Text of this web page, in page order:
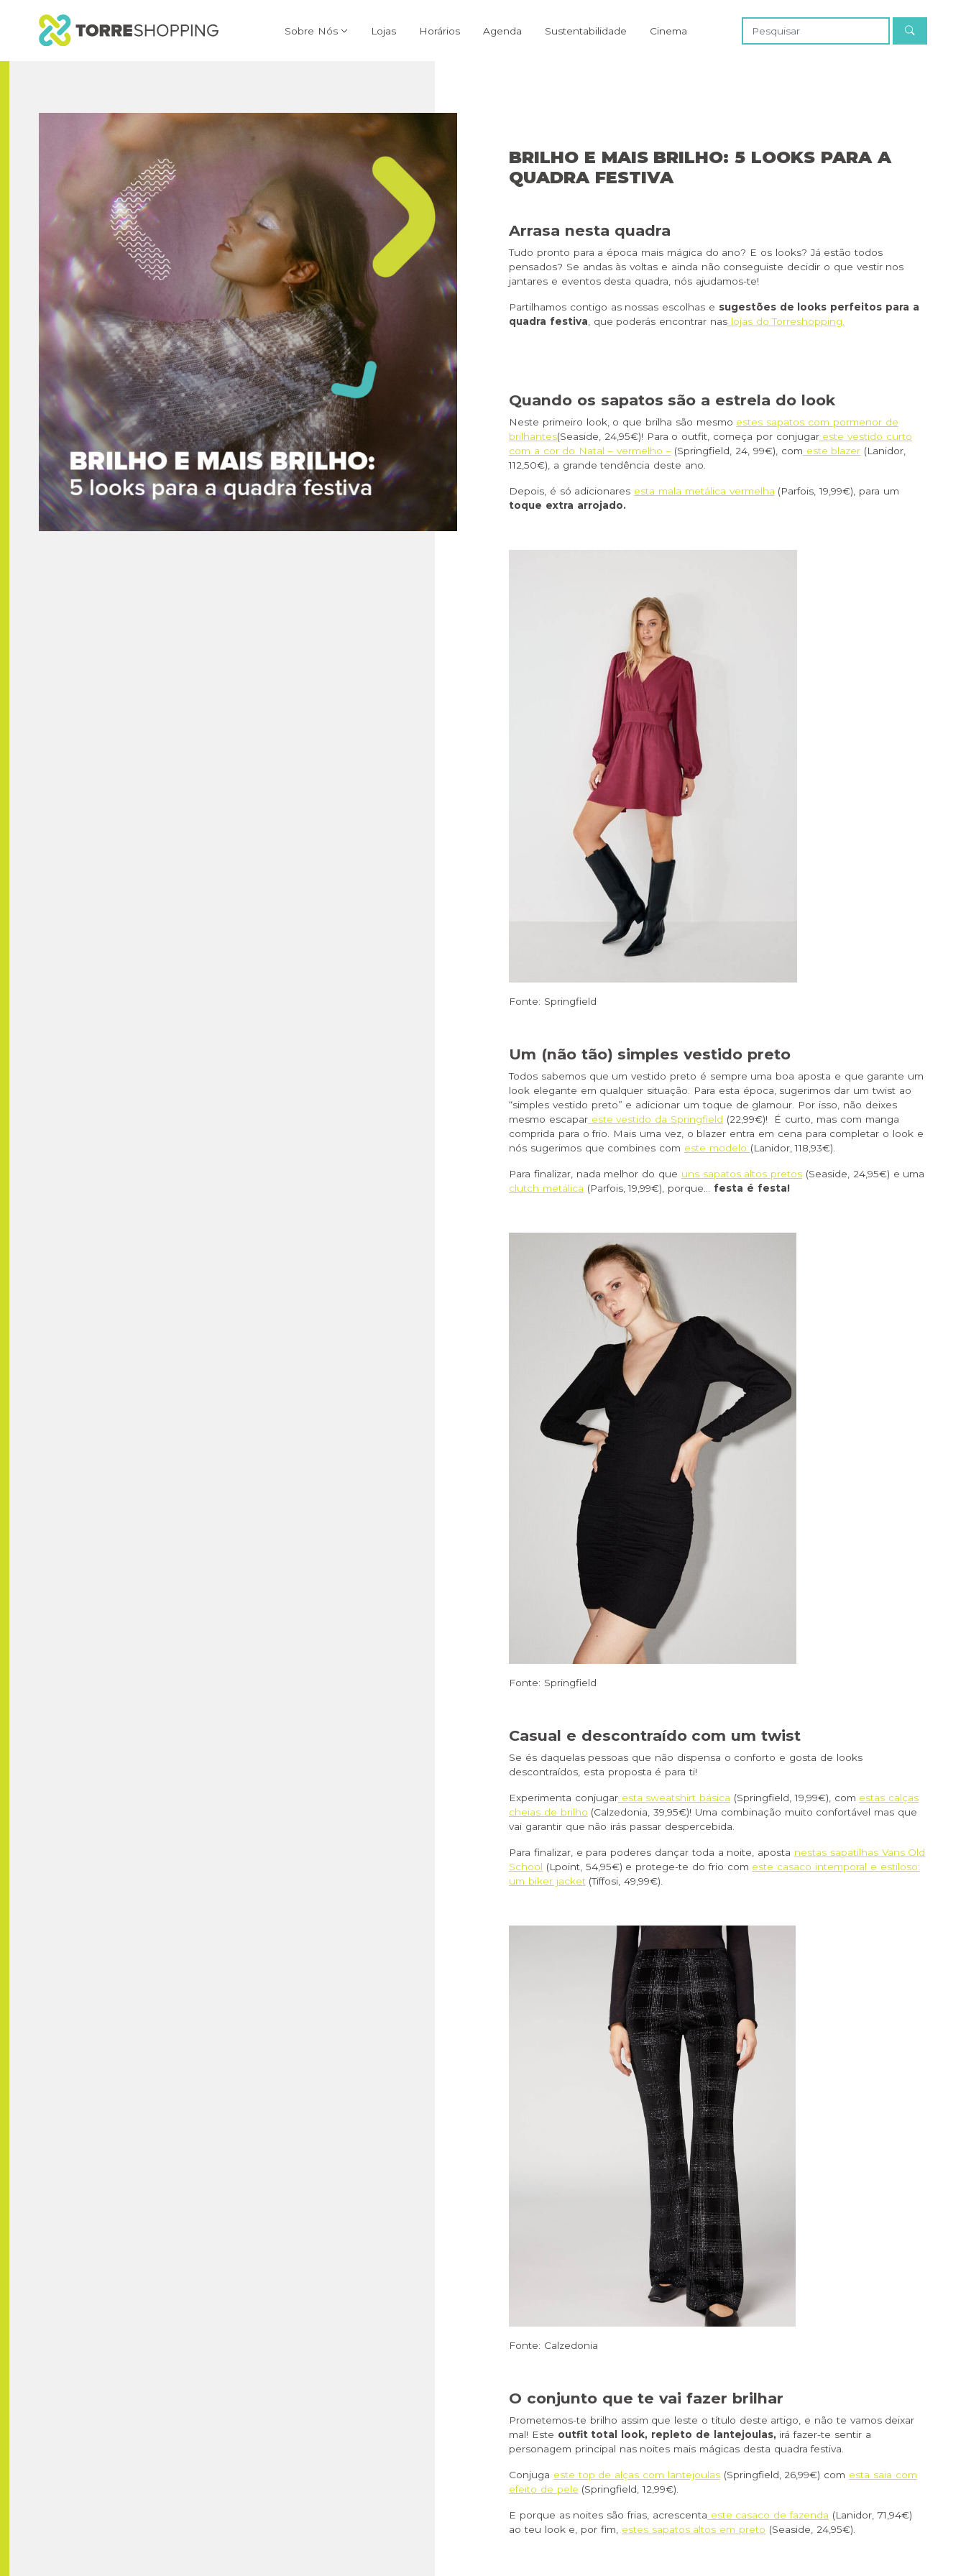
Sobre Nós Lojas Horários Agenda Sustentabilidade Cinema
BRILHO E MAIS BRILHO: 5 LOOKS PARA A
QUADRA FESTIVA
Arrasa nesta quadra
Tudo pronto para a época mais mágica do ano? E os looks? Já estão todos
pensados? Se andas às voltas e ainda não conseguiste decidir o que vestir nos
jantares e eventos desta quadra, nós ajudamos-te!
Partilhamos contigo as nossas escolhas e sugestões de looks perfeitos para a
quadra festiva, que poderás encontrar nas lojas do Torreshopping.
Quando os sapatos são a estrela do look
Neste primeiro look, o que brilha são mesmo estes sapatos com pormenor de
brilhantes(Seaside, 24,95€)! Para o outfit, começa por conjugareste vestido curto
com a cor do Natal – vermelho –(Springfield, 24, 99€), com este blazer (Lanidor,
112,50€), a grande tendência deste ano.
Depois, é só adicionares esta mala metálica vermelha (Parfois, 19,99€), para um
toque extra arrojado.
Fonte: Springfield
Um (não tão) simples vestido preto
Todos sabemos que um vestido preto é sempre uma boa aposta e que garante um
look elegante em qualquer situação. Para esta época, sugerimos dar um twist ao
“simples vestido preto” e adicionar um toque de glamour. Por isso, não deixes
mesmo escapareste vestido da Springfield (22,99€)! É curto, mas com manga
comprida para o frio. Mais uma vez, o blazer entra em cena para completar o look e
nós sugerimos que combines com este modelo (Lanidor, 118,93€).
Para finalizar, nada melhor do que uns sapatos altos pretos (Seaside, 24,95€) e uma
clutch metálica (Parfois, 19,99€), porque… festa é festa!
Fonte: Springfield
Casual e descontraído com um twist
Se és daquelas pessoas que não dispensa o conforto e gosta de looks
descontraídos, esta proposta é para ti!
Experimenta conjugaresta sweatshirt básica (Springfield, 19,99€), com estas calças
cheias de brilho (Calzedonia, 39,95€)! Uma combinação muito confortável mas que
vai garantir que não irás passar despercebida.
Para finalizar, e para poderes dançar toda a noite, aposta nestas sapatilhas Vans Old
School (Lpoint, 54,95€) e protege-te do frio com este casaco intemporal e estiloso:
um biker jacket(Tiffosi, 49,99€).
Fonte: Calzedonia
O conjunto que te vai fazer brilhar
Prometemos-te brilho assim que leste o título deste artigo, e não te vamos deixar
mal! Este outfit total look, repleto de lantejoulas, irá fazer-te sentir a
personagem principal nas noites mais mágicas desta quadra festiva.
Conjuga este top de alças com lantejoulas(Springfield, 26,99€) com esta saia com
efeito de pele (Springfield, 12,99€).
E porque as noites são frias, acrescenta este casaco de fazenda (Lanidor, 71,94€)
ao teu look e, por fim, estes sapatos altos em preto (Seaside, 24,95€).